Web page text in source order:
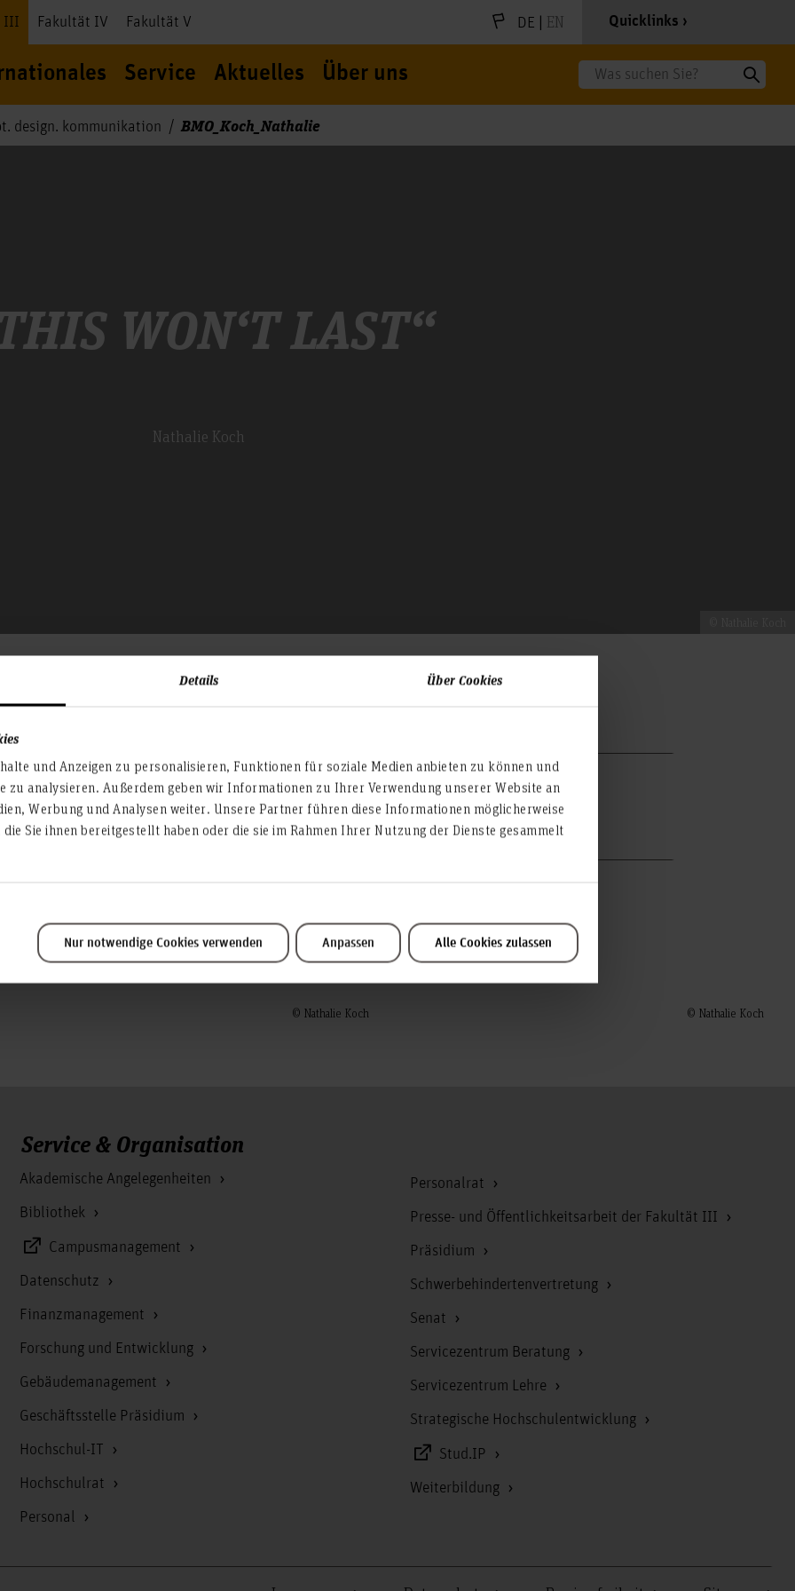
Details Über Cookies
und Anzeigen zu personalisieren, Funktionen für soziale Medien anbieten zu können und
zu analysieren. Außerdem geben wir Informationen zu Ihrer Verwendung unserer Website an
Werbung und Analysen weiter. Unsere Partner führen diese Informationen möglicherweise
Sie ihnen bereitgestellt haben oder die sie im Rahmen Ihrer Nutzung der Dienste gesammelt
Nur notwendige Cookies verwenden Anpassen Alle Cookies zulassen
III Fakultät IV Fakultät V DE | EN Quicklinks
Service Aktuelles Über uns Suche
design. kommunikation BMO_Koch_Nathalie
WON‘T LAST“
Nathalie Koch
hält.
Langlebigkeit im
genau dieser.
sondern eine
altern und sich
sondern eine
Entscheidungen.
Bachelor MODE
Erstprüfer: Prof. Martina Glomb
Zweitprüfer: Simone Austen-Heimberg
© Nathalie Koch © Nathalie Koch
Service & Organisation
Akademische Angelegenheiten
Bibliothek
Campusmanagement
Datenschutz
Finanzmanagement
Forschung und Entwicklung
Gebäudemanagement
Geschäftsstelle Präsidium
Hochschul-IT
Hochschulrat
Personal
Personalrat
Presse- und Öffentlichkeitsarbeit der Fakultät III
Präsidium
Schwerbehindertenvertretung
Senat
Servicezentrum Beratung
Servicezentrum Lehre
Strategische Hochschulentwicklung
Stud.IP
Weiterbildung